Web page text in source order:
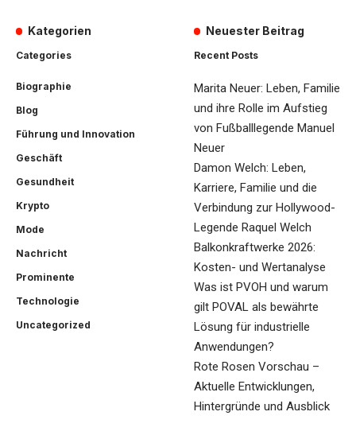
Kategorien
Categories
Biographie
Blog
Führung und Innovation
Geschäft
Gesundheit
Krypto
Mode
Nachricht
Prominente
Technologie
Uncategorized
Neuester Beitrag
Recent Posts
Marita Neuer: Leben, Familie
und ihre Rolle im Aufstieg
von Fußballlegende Manuel
Neuer
Damon Welch: Leben,
Karriere, Familie und die
Verbindung zur Hollywood-
Legende Raquel Welch
Balkonkraftwerke 2026:
Kosten- und Wertanalyse
Was ist PVOH und warum
gilt POVAL als bewährte
Lösung für industrielle
Anwendungen?
Rote Rosen Vorschau –
Aktuelle Entwicklungen,
Hintergründe und Ausblick